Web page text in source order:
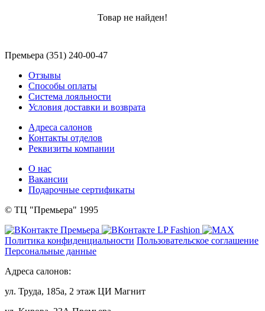
Товар не найден!
Премьера (351) 240-00-47
Отзывы
Способы оплаты
Система лояльности
Условия доставки и возврата
Адреса салонов
Контакты отделов
Реквизиты компании
О нас
Вакансии
Подарочные сертификаты
© ТЦ "Премьера" 1995
Политика конфиденциальности Пользовательское соглашение
Персональные данные
Адреса салонов:
ул. Труда, 185а, 2 этаж ЦИ Магнит